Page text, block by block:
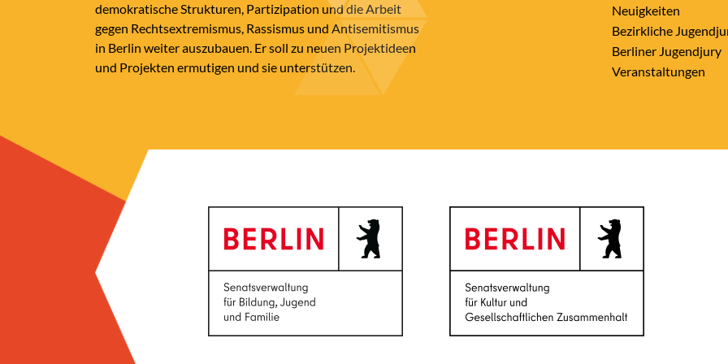
demokratische Strukturen, Partizipation und die Arbeit
gegen Rechtsextremismus, Rassismus und Antisemitismus
in Berlin weiter auszubauen. Er soll zu neuen Projektideen
und Projekten ermutigen und sie unterstützen.
Neuigkeiten
Bezirkliche
Berliner Jugendjury
Veranstaltungen